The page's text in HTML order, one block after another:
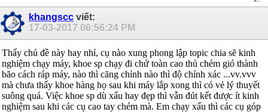
khangscc viết:
17-03-2017 06:56:24 PM
Thấy chủ đề này hay nhỉ, cụ nào xung phong lập topic chia sẽ kinh
nghiệm chạy máy, khoe sp chạy đi chứ toàn cao thủ chém gió thành
bão cách ráp máy, nào thì căng chỉnh nào thì độ chính xác ...vv.vvv
mà chưa thấy khoe hàng họ sau khi máy lắp xong thì có vẻ lý thuyết
suông quá. Việc khoe sp dù xấu hay đẹp thì vẫn đút kết được ít kinh
nghiệm sau khi các cụ cao tay chém mà. Em chạy xấu thì các cụ góp